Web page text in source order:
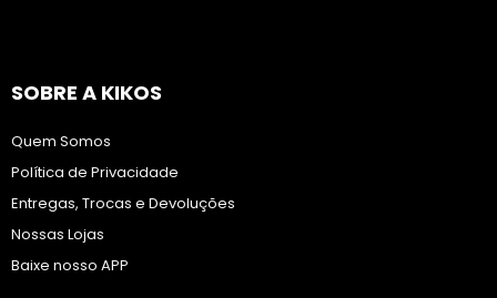
SOBRE A KIKOS
Quem Somos
Política de Privacidade
Entregas, Trocas e Devoluções
Nossas Lojas
Baixe nosso APP